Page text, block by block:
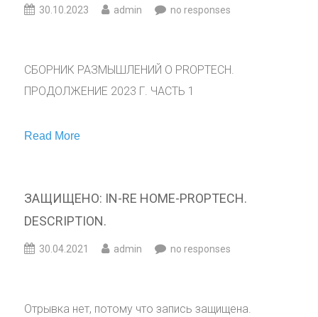
30.10.2023 admin no responses
СБОРНИК РАЗМЫШЛЕНИЙ О PROPTECH.
ПРОДОЛЖЕНИЕ 2023 Г. ЧАСТЬ 1
Read More
ЗАЩИЩЕНО: IN-RE HOME-PROPTECH.
DESCRIPTION.
30.04.2021 admin no responses
Отрывка нет, потому что запись защищена.